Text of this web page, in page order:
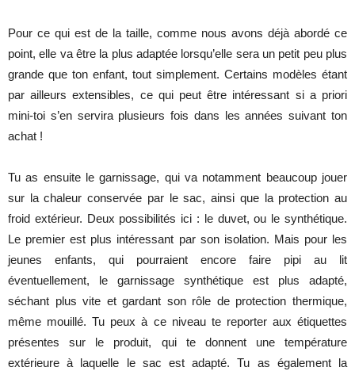
Pour ce qui est de la taille, comme nous avons déjà abordé ce
point, elle va être la plus adaptée lorsqu’elle sera un petit peu plus
grande que ton enfant, tout simplement. Certains modèles étant
par ailleurs extensibles, ce qui peut être intéressant si a priori
mini-toi s’en servira plusieurs fois dans les années suivant ton
achat !
Tu as ensuite le garnissage, qui va notamment beaucoup jouer
sur la chaleur conservée par le sac, ainsi que la protection au
froid extérieur. Deux possibilités ici : le duvet, ou le synthétique.
Le premier est plus intéressant par son isolation. Mais pour les
jeunes enfants, qui pourraient encore faire pipi au lit
éventuellement, le garnissage synthétique est plus adapté,
séchant plus vite et gardant son rôle de protection thermique,
même mouillé. Tu peux à ce niveau te reporter aux étiquettes
présentes sur le produit, qui te donnent une température
extérieure à laquelle le sac est adapté. Tu as également la